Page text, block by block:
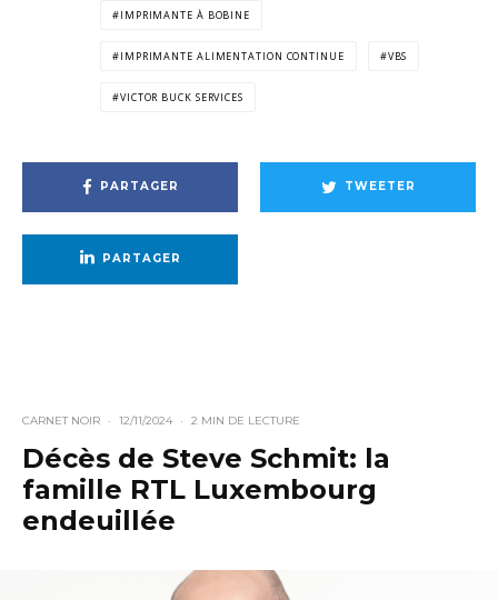
IMPRIMANTE À BOBINE
IMPRIMANTE ALIMENTATION CONTINUE VBS
VICTOR BUCK SERVICES
PARTAGER TWEETER
PARTAGER
CARNET NOIR · 12/11/2024 · 2 MIN DE LECTURE
Décès de Steve Schmit: la
famille RTL Luxembourg
endeuillée